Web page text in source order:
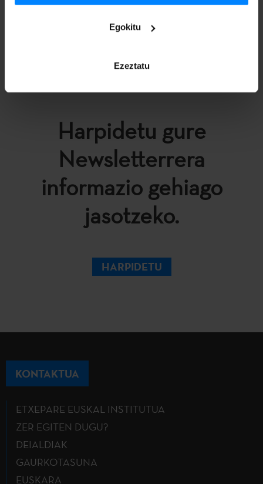
Egokitu
Ezeztatu
Harpidetu gure
Newsletterrera
informazio gehiago
jasotzeko.
HARPIDETU
KONTAKTUA
ETXEPARE EUSKAL INSTITUTUA
ZER EGITEN DUGU?
DEIALDIAK
GAURKOTASUNA
EUSKARA